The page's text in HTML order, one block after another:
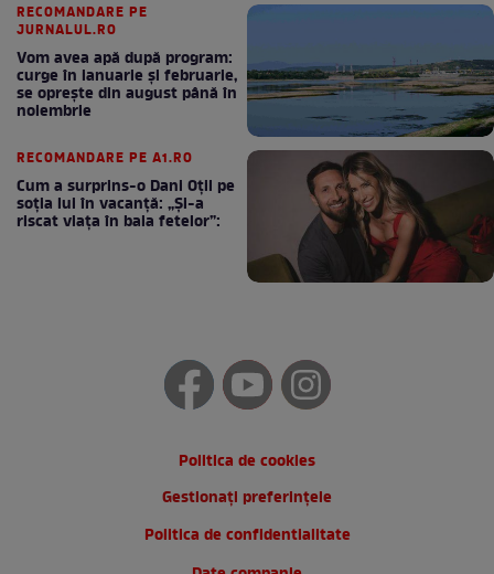
RECOMANDARE PE
JURNALUL.RO
Vom avea apă după program:
curge în ianuarie și februarie,
se oprește din august până în
noiembrie
RECOMANDARE PE A1.RO
Cum a surprins-o Dani Oțil pe
soția lui în vacanță: „Și-a
riscat viața în baia fetelor”:
Politica de cookies
Gestionați preferințele
Politica de confidentialitate